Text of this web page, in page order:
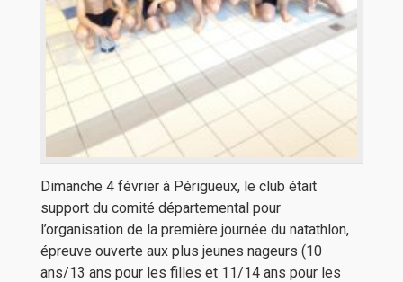
Dimanche 4 février à Périgueux, le club était
support du comité départemental pour
l’organisation de la première journée du natathlon,
épreuve ouverte aux plus jeunes nageurs (10
ans/13 ans pour les filles et 11/14 ans pour les